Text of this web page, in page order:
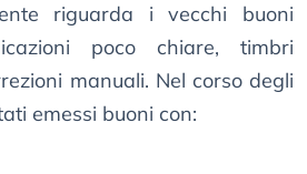
riguarda i vecchi buoni
poco chiare, timbri
manuali. Nel corso degli
emessi buoni con: